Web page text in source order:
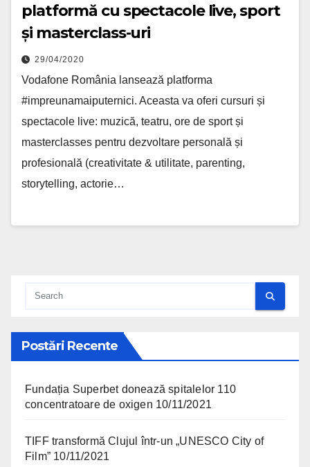
platformă cu spectacole live, sport
și masterclass-uri
29/04/2020
Vodafone România lansează platforma
#impreunamaiputernici. Aceasta va oferi cursuri și
spectacole live: muzică, teatru, ore de sport și
masterclasses pentru dezvoltare personală și
profesională (creativitate & utilitate, parenting,
storytelling, actorie…
Postări Recente
Fundația Superbet donează spitalelor 110
concentratoare de oxigen 10/11/2021
TIFF transformă Clujul într-un „UNESCO City of
Film” 10/11/2021